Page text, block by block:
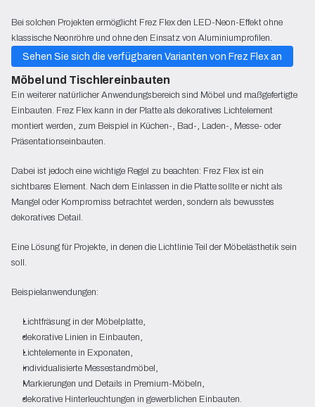
Bei solchen Projekten ermöglicht Frez Flex den LED-Neon-Effekt ohne
klassische Neonröhre und ohne den Einsatz von Aluminiumprofilen.
Sehen Sie sich die verfügbaren Varianten von Frez Flex an
Möbel und Tischlereinbauten
Ein weiterer natürlicher Anwendungsbereich sind Möbel und maßgefertigte
Einbauten. Frez Flex kann in der Platte als dekoratives Lichtelement
montiert werden, zum Beispiel in Küchen-, Bad-, Laden-, Messe- oder
Präsentationseinbauten.
Dabei ist jedoch eine wichtige Regel zu beachten: Frez Flex ist ein
sichtbares Element. Nach dem Einlassen in die Platte sollte er nicht als
Mangel oder Kompromiss betrachtet werden, sondern als bewusstes
dekoratives Detail.
Eine Lösung für Projekte, in denen die Lichtlinie Teil der Möbelästhetik sein
soll.
Beispielanwendungen:
Lichtfräsung in der Möbelplatte,
dekorative Linien in Einbauten,
Lichtelemente in Exponaten,
individualisierte Messestandmöbel,
Markierungen und Details in Premium-Möbeln,
dekorative Hinterleuchtungen in gewerblichen Einbauten.